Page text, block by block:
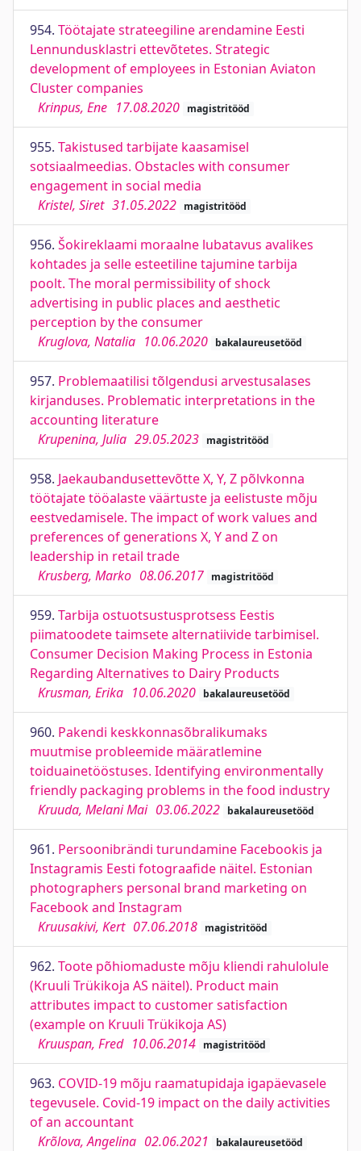
954. Töötajate strateegiline arendamine Eesti
Lennundusklastri ettevõtetes. Strategic
development of employees in Estonian Aviaton
Cluster companies
Krinpus, Ene 17.08.2020 magistritööd
955. Takistused tarbijate kaasamisel
sotsiaalmeedias. Obstacles with consumer
engagement in social media
Kristel, Siret 31.05.2022 magistritööd
956. Šokireklaami moraalne lubatavus avalikes
kohtades ja selle esteetiline tajumine tarbija
poolt. The moral permissibility of shock
advertising in public places and aesthetic
perception by the consumer
Kruglova, Natalia 10.06.2020 bakalaureusetööd
957. Problemaatilisi tõlgendusi arvestusalases
kirjanduses. Problematic interpretations in the
accounting literature
Krupenina, Julia 29.05.2023 magistritööd
958. Jaekaubandusettevõtte X, Y, Z põlvkonna
töötajate tööalaste väärtuste ja eelistuste mõju
eestvedamisele. The impact of work values and
preferences of generations X, Y and Z on
leadership in retail trade
Krusberg, Marko 08.06.2017 magistritööd
959. Tarbija ostuotsustusprotsess Eestis
piimatoodete taimsete alternatiivide tarbimisel.
Consumer Decision Making Process in Estonia
Regarding Alternatives to Dairy Products
Krusman, Erika 10.06.2020 bakalaureusetööd
960. Pakendi keskkonnasõbralikumaks
muutmise probleemide määratlemine
toiduainetööstuses. Identifying environmentally
friendly packaging problems in the food industry
Kruuda, Melani Mai 03.06.2022 bakalaureusetööd
961. Persoonibrändi turundamine Facebookis ja
Instagramis Eesti fotograafide näitel. Estonian
photographers personal brand marketing on
Facebook and Instagram
Kruusakivi, Kert 07.06.2018 magistritööd
962. Toote põhiomaduste mõju kliendi rahulolule
(Kruuli Trükikoja AS näitel). Product main
attributes impact to customer satisfaction
(example on Kruuli Trükikoja AS)
Kruuspan, Fred 10.06.2014 magistritööd
963. COVID-19 mõju raamatupidaja igapäevasele
tegevusele. Covid-19 impact on the daily activities
of an accountant
Krõlova, Angelina 02.06.2021 bakalaureusetööd